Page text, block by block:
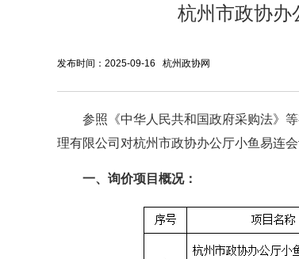
杭州市政协办
发布时间：2025-09-16 杭州政协网
参照《中华人民共和国政府采购法》
理有限公司对杭州市政协办公厅小鱼易连
一、询价项目概况：